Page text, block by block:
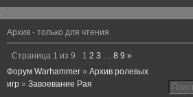
.
Архив - только для чтения
Страница 1 из 9 1 2 3 … 8 9 »
Форум Warhammer » Архив ролевых
игр » Завоевание Рая